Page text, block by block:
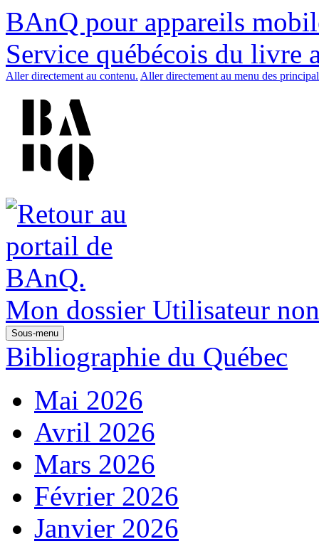
BAnQ pour appareils
Service québécois du livre
Aller directement au contenu. Aller directement au menu des
Mon dossier Utilisateur
Sous-menu
Bibliographie du Québec
Mai 2026
Avril 2026
Mars 2026
Février 2026
Janvier 2026